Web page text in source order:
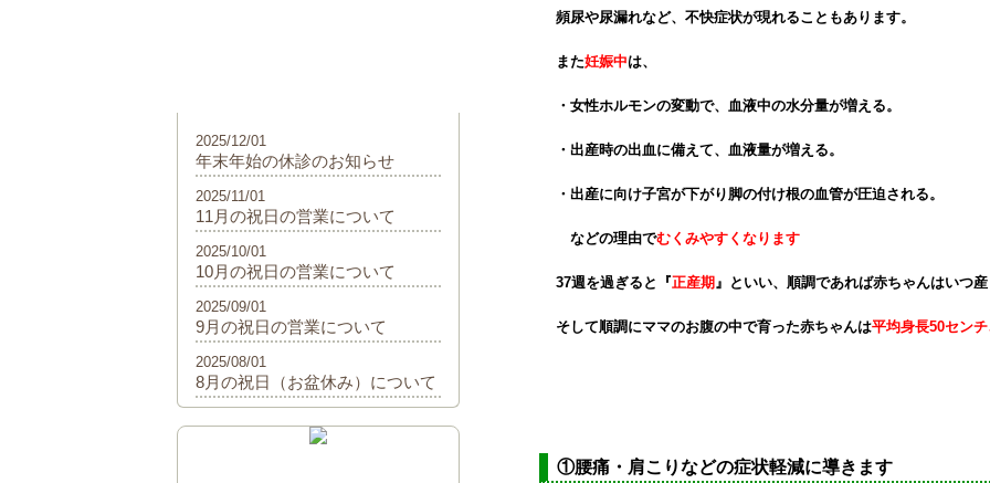
頻尿や尿漏れなど、不快症状が現れることもあります。
また妊娠中は、
・女性ホルモンの変動で、血液中の水分量が増える。
・出産時の出血に備えて、血液量が増える。
・出産に向け子宮が下がり脚の付け根の血管が圧迫される。
などの理由でむくみやすくなります
37週を過ぎると『正産期』といい、 順調であれば赤ちゃんはいつ
そして順調にママのお腹の中で育った赤ちゃんは平均身長50セン
①腰痛・肩こりなどの症状軽減に導きます
年末年始の休診のお知らせ
2025/12/01
11月の祝日の営業について
2025/11/01
10月の祝日の営業について
2025/10/01
9月の祝日の営業について
2025/09/01
8月の祝日（お盆休み）について
2025/08/01